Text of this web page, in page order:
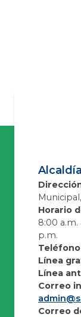
Horario
8:00 a.m.
p.m.
Línea
Línea
Correo
Correo